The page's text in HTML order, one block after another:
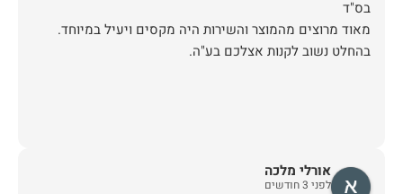
מאוד מרוצים מהמוצר והשירות היה מקסים ויעיל במיוחד.
בהחלט נשוב לקנות אצלכם בע"ה.
אורלי מלכה
לפני 3 חודשים